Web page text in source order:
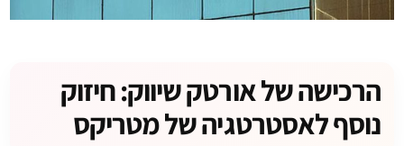
הרכישה של אורטק שיווק: חיזוק
נוסף לאסטרטגיה של מטריקס